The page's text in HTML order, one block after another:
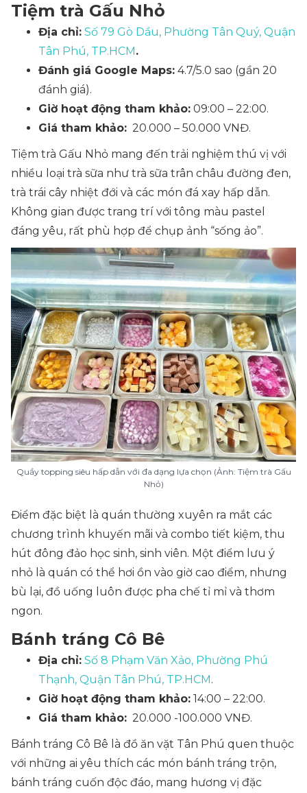
Tiệm trà Gấu Nhỏ
Địa chỉ: Số 79 Gò Dầu, Phường Tân Quý, Quận
Tân Phú, TP.HCM.
Đánh giá Google Maps: 4.7/5.0 sao (gần 20
đánh giá).
Giờ hoạt động tham khảo: 09:00 – 22:00.
Giá tham khảo: 20.000 – 50.000 VNĐ.
Tiệm trà Gấu Nhỏ mang đến trải nghiệm thú vị với
nhiều loại trà sữa như trà sữa trân châu đường đen,
trà trái cây nhiệt đới và các món đá xay hấp dẫn.
Không gian được trang trí với tông màu pastel
đáng yêu, rất phù hợp để chụp ảnh “sống ảo”.
Quầy topping siêu hấp dẫn với đa dạng lựa chọn (Ảnh: Tiệm trà Gấu
Nhỏ)
Điểm đặc biệt là quán thường xuyên ra mắt các
chương trình khuyến mãi và combo tiết kiệm, thu
hút đông đảo học sinh, sinh viên. Một điểm lưu ý
nhỏ là quán có thể hơi ồn vào giờ cao điểm, nhưng
bù lại, đồ uống luôn được pha chế tỉ mỉ và thơm
ngon.
Bánh tráng Cô Bê
Địa chỉ: Số 8 Phạm Văn Xảo, Phường Phú
Thạnh, Quận Tân Phú, TP.HCM.
Giờ hoạt động tham khảo: 14:00 – 22:00.
Giá tham khảo: 20.000 -100.000 VNĐ.
Bánh tráng Cô Bê là đồ ăn vặt Tân Phú quen thuộc
với những ai yêu thích các món bánh tráng trộn,
bánh tráng cuốn độc đáo, mang hương vị đặc